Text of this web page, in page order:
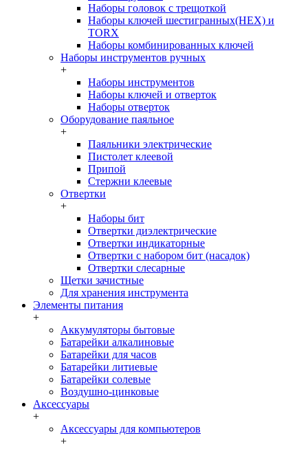
Наборы головок c трещоткой
Наборы ключей шестигранных(HEX) и
TORX
Наборы комбинированных ключей
Наборы инструментов ручных
+
Наборы инструментов
Наборы ключей и отверток
Наборы отверток
Оборудование паяльное
+
Паяльники электрические
Пистолет клеевой
Припой
Стержни клеевые
Отвертки
+
Наборы бит
Отвертки диэлектрические
Отвертки индикаторные
Отвертки с набором бит (насадок)
Отвертки слесарные
Щетки зачистные
Для хранения инструмента
Элементы питания
+
Аккумуляторы бытовые
Батарейки алкалиновые
Батарейки для часов
Батарейки литиевые
Батарейки солевые
Воздушно-цинковые
Аксессуары
+
Аксессуары для компьютеров
+